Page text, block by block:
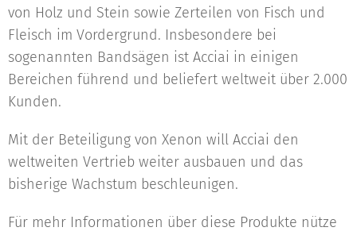
von Holz und Stein sowie Zerteilen von Fisch und
Fleisch im Vordergrund. Insbesondere bei
sogenannten Bandsägen ist Acciai in einigen
Bereichen führend und beliefert weltweit über 2.000
Kunden.
Mit der Beteiligung von Xenon will Acciai den
weltweiten Vertrieb weiter ausbauen und das
bisherige Wachstum beschleunigen.
Für mehr Informationen über diese Produkte nütze